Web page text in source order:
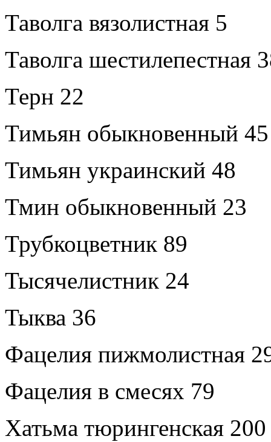
Таволга вязолистная 5
Таволга шестилепестная
Терн 22
Тимьян обыкновенный 45
Тимьян украинский 48
Тмин обыкновенный 23
Трубкоцветник 89
Тысячелистник 24
Тыква 36
Фацелия пижмолистная
Фацелия в смесях 79
Хатьма тюрингенская 200